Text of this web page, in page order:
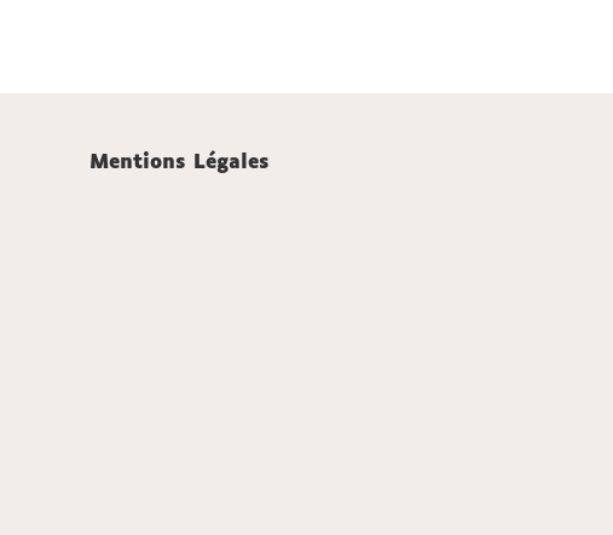
Mentions Légales